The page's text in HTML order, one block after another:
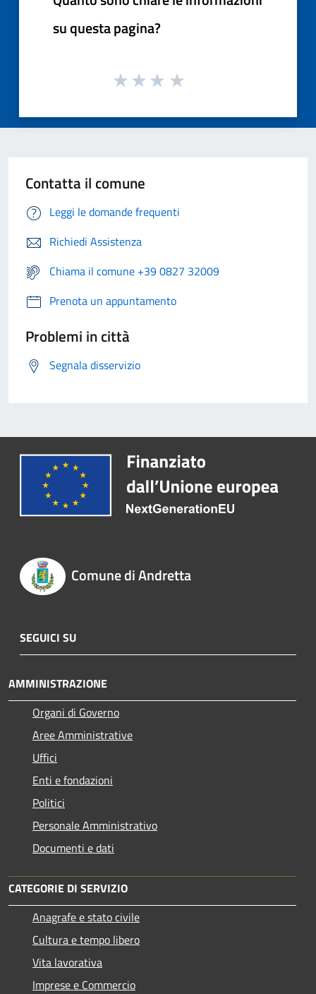
su questa pagina?
Contatta il comune
Leggi le domande frequenti
Richiedi Assistenza
Chiama il comune +39 0827 32009
Prenota un appuntamento
Problemi in città
Segnala disservizio
Comune di Andretta
SEGUICI SU
AMMINISTRAZIONE
Organi di Governo
Aree Amministrative
Uffici
Enti e fondazioni
Politici
Personale Amministrativo
Documenti e dati
CATEGORIE DI SERVIZIO
Anagrafe e stato civile
Cultura e tempo libero
Vita lavorativa
Imprese e Commercio